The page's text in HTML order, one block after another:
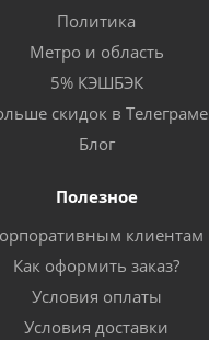
Политика
Метро и область
5% КЭШБЭК
скидок в Телеграме
Блог
Полезное
клиентам
Как оформить заказ?
Условия оплаты
Условия доставки